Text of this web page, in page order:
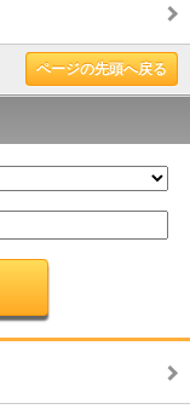
ページの先頭へ戻る